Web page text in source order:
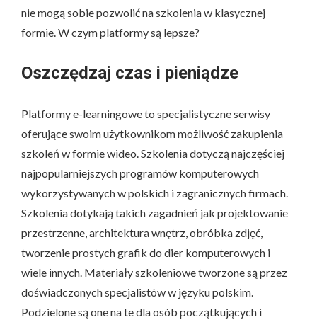
nie mogą sobie pozwolić na szkolenia w klasycznej
formie. W czym platformy są lepsze?
Oszczędzaj czas i pieniądze
Platformy e-learningowe to specjalistyczne serwisy
oferujące swoim użytkownikom możliwość zakupienia
szkoleń w formie wideo. Szkolenia dotyczą najczęściej
najpopularniejszych programów komputerowych
wykorzystywanych w polskich i zagranicznych firmach.
Szkolenia dotykają takich zagadnień jak projektowanie
przestrzenne, architektura wnętrz, obróbka zdjęć,
tworzenie prostych grafik do dier komputerowych i
wiele innych. Materiały szkoleniowe tworzone są przez
doświadczonych specjalistów w języku polskim.
Podzielone są one na te dla osób początkujących i